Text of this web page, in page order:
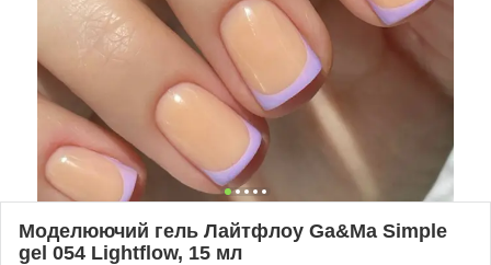
Моделюючий гель Лайтфлоу Ga&Ma Simple
gel 054 Lightflow, 15 мл